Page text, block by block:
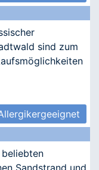
sind zum